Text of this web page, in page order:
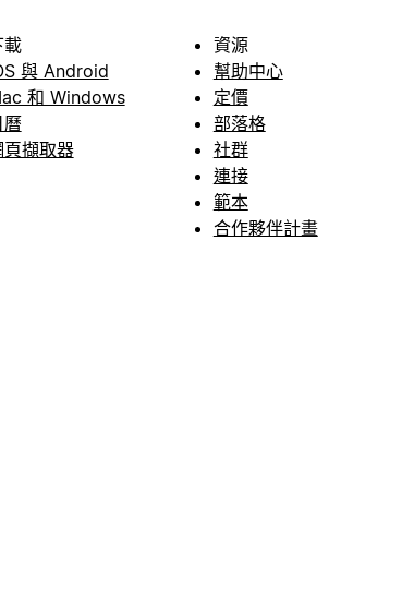
載
與 Android
和 Windows
曆
頁擷取器
資源
幫助中心
定價
部落格
社群
連接
範本
合作夥伴計畫